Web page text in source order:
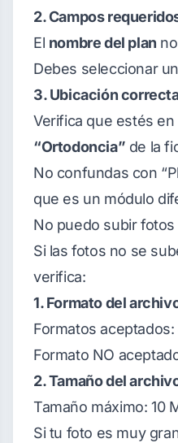
2. Campos
El nombre del plan
Debes seleccionar un
3. Ubicación
Verifica que estés en
“Ortodoncia” de la
No confundas con
que es un módulo
No puedo subir
Si las fotos no se
verifica:
1. Formato del
Formatos aceptados:
Formato NO
2. Tamaño del
Tamaño máximo: 10
Si tu foto es muy